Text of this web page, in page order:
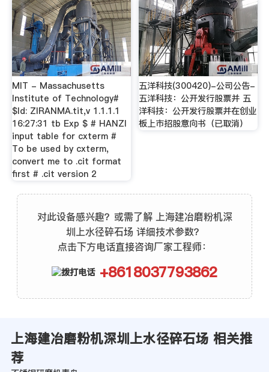
MIT - Massachusetts
Institute of Technology#
$Id: ZIRANMA.tit,v 1.1.1.1
16:27:31 tb Exp $ # HANZI
input table for cxterm #
To be used by cxterm,
convert me to .cit format
first # .cit version 2
五洋科技(300420)-公司公告-
五洋科技：公开发行股票并 五
洋科技：公开发行股票并在创业
板上市招股意向书（已取消）
对此设备感兴趣？或需了解 上海建冶磨粉机深
圳上水径碎石场 详细技术参数？
点击下方电话直接咨询厂家工程师：
+8618037793862
上海建冶磨粉机深圳上水径碎石场 相关推
荐